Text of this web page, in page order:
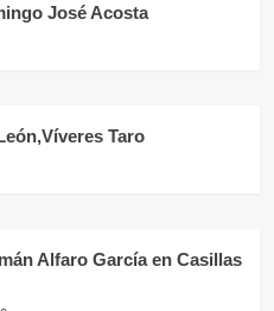
José Acosta
Taro
Alfaro García en Casillas